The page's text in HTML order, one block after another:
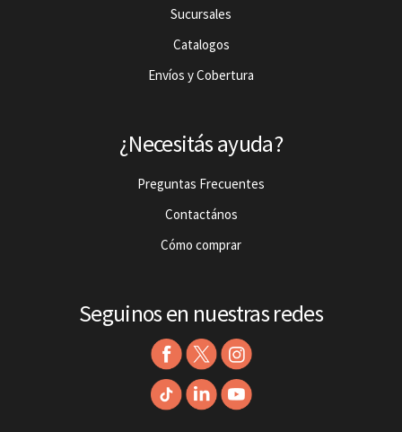
Sucursales
Catalogos
Envíos y Cobertura
¿Necesitás ayuda?
Preguntas Frecuentes
Contactános
Cómo comprar
Seguinos en nuestras redes